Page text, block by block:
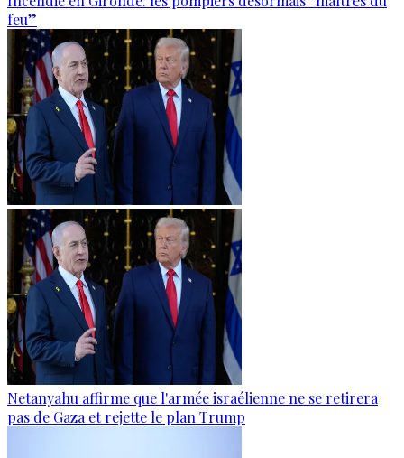
feu”
Netanyahu affirme que l'armée israélienne ne se retirera
pas de Gaza et rejette le plan Trump